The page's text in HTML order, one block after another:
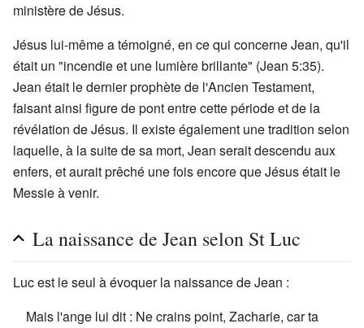
ministère de Jésus.
Jésus lui-même a témoigné, en ce qui concerne Jean, qu'il
était un "incendie et une lumière brillante" (Jean 5:35).
Jean était le dernier prophète de l'Ancien Testament,
faisant ainsi figure de pont entre cette période et de la
révélation de Jésus. Il existe également une tradition selon
laquelle, à la suite de sa mort, Jean serait descendu aux
enfers, et aurait prêché une fois encore que Jésus était le
Messie à venir.
La naissance de Jean selon St Luc
Luc est le seul à évoquer la naissance de Jean :
Mais l'ange lui dit : Ne crains point, Zacharie, car ta